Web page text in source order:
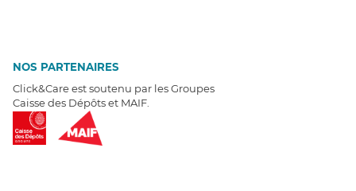
NOS PARTENAIRES
Click&Care est soutenu par les Groupes
Caisse des Dépôts et MAIF.